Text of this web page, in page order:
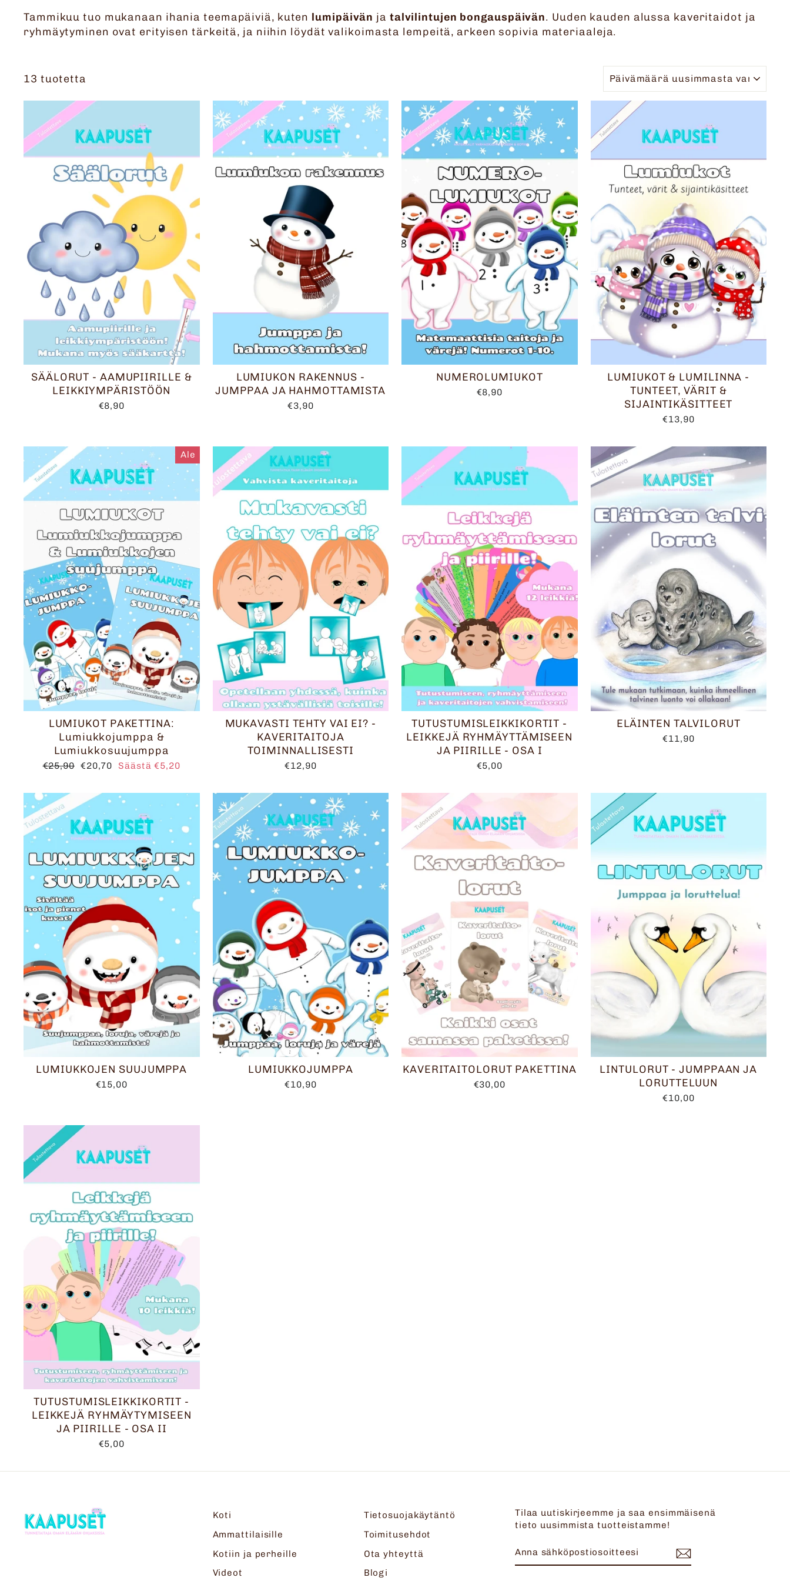
Tammikuu tuo mukanaan ihania teemapäiviä, kuten lumipäivän ja talvilintujen bongauspäivän. Uuden kauden alussa kaveritaidot ja
ryhmäytyminen ovat erityisen tärkeitä, ja niihin löydät valikoimasta lempeitä, arkeen sopivia materiaaleja.
13 tuotetta
SÄÄLORUT - AAMUPIIRILLE &
LEIKKIYMPÄRISTÖÖN
€8,90
LUMIUKON RAKENNUS -
JUMPPAA JA HAHMOTTAMISTA
€3,90
NUMEROLUMIUKOT
€8,90
LUMIUKOT & LUMILINNA -
TUNTEET, VÄRIT &
SIJAINTIKÄSITTEET
€13,90
Ale
LUMIUKOT PAKETTINA:
Lumiukkojumppa &
Lumiukkosuujumppa
Normaalihinta
€25,90 Alennushinta
€20,70 Säästä €5,20
MUKAVASTI TEHTY VAI EI? -
KAVERITAITOJA
TOIMINNALLISESTI
€12,90
TUTUSTUMISLEIKKIKORTIT -
LEIKKEJÄ RYHMÄYTTÄMISEEN
JA PIIRILLE - OSA I
€5,00
ELÄINTEN TALVILORUT
€11,90
LUMIUKKOJEN SUUJUMPPA
€15,00
LUMIUKKOJUMPPA
€10,90
KAVERITAITOLORUT PAKETTINA
€30,00
LINTULORUT - JUMPPAAN JA
LORUTTELUUN
€10,00
TUTUSTUMISLEIKKIKORTIT -
LEIKKEJÄ RYHMÄYTYMISEEN
JA PIIRILLE - OSA II
€5,00
Koti
Ammattilaisille
Kotiin ja perheille
Videot
Tietosuojakäytäntö
Toimitusehdot
Ota yhteyttä
Blogi
Tilaa uutiskirjeemme ja saa ensimmäisenä
tieto uusimmista tuotteistamme!
SÄHKÖPOSTIOSOITTEESI